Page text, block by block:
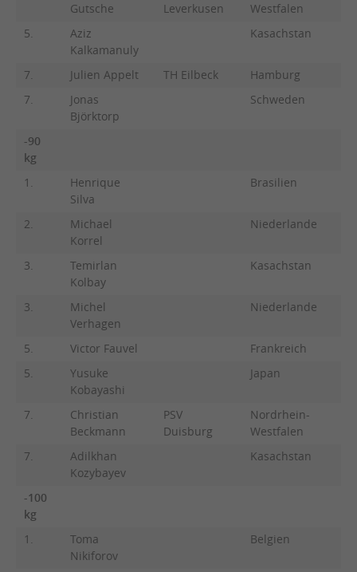
Gutsche
Leverkusen
Westfalen
5.
Aziz
Kalkamanuly
Kasachstan
7. Julien Appelt TH Eilbeck
Hamburg
7.
Jonas
Björktorp
Schweden
-90
kg
1.
Henrique
Silva
Brasilien
2.
Michael
Korrel
Niederlande
3.
Temirlan
Kolbay
Kasachstan
3.
Michel
Verhagen
Niederlande
5. Victor Fauvel
Frankreich
5.
Yusuke
Kobayashi
Japan
7.
Christian
Beckmann
PSV
Duisburg
Nordrhein-
Westfalen
7.
Adilkhan
Kozybayev
Kasachstan
-100
kg
1.
Toma
Nikiforov
Belgien